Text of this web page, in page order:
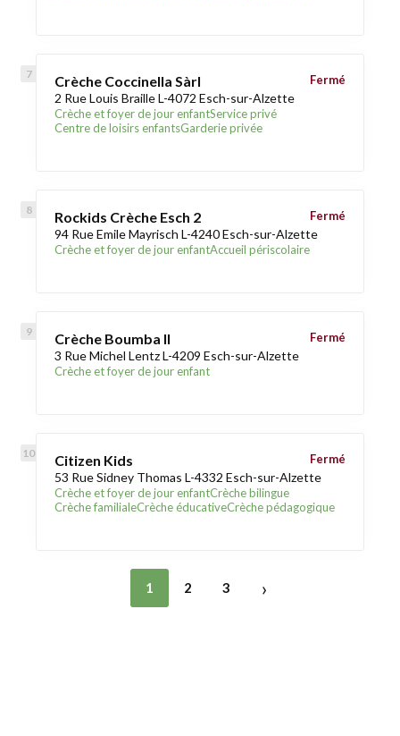
Crèche Coccinella Sàrl
2 Rue Louis Braille L-4072 Esch-sur-Alzette
Crèche et foyer de jour enfantService privé
Centre de loisirs enfantsGarderie privée
Fermé
Rockids Crèche Esch 2
94 Rue Emile Mayrisch L-4240 Esch-sur-Alzette
Crèche et foyer de jour enfantAccueil périscolaire
Fermé
Crèche Boumba II
3 Rue Michel Lentz L-4209 Esch-sur-Alzette
Crèche et foyer de jour enfant
Fermé
Citizen Kids
53 Rue Sidney Thomas L-4332 Esch-sur-Alzette
Crèche et foyer de jour enfantCrèche bilingue
Crèche familialeCrèche éducativeCrèche pédagogique
Fermé
1 2 3 ›